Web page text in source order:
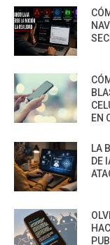
EN
LA
DE